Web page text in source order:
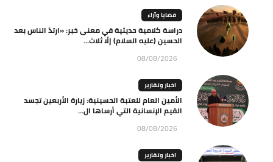
قضايا وآراء
دراسة كلامية حديثية في معنى خبر: «ارتدّ الناس بعد
الحسين (عليه السلام) إلّا ثلاث...
08/08/2026
اخبار وتقارير
الأمين العام للعتبة الحسينية: زيارة الأربعين تجسد
القيم الإنسانية التي أرساها ال...
08/08/2026
اخبار وتقارير